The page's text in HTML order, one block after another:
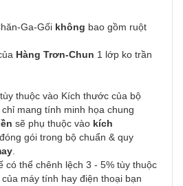
Ga-Gối không bao gồm ruột
Hàng Trơn-Chun 1 lớp ko trần
tùy thuộc vào Kích thước của bộ
mang tính minh họa chung
sẽ phụ thuộc vào kích
đóng gói trong bộ chuẩn & quy
có thể chênh lệch 3 - 5% tùy thuộc
máy tính hay điện thoại bạn